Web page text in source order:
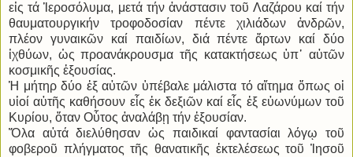
εἰς τά Ἱεροσόλυμα, μετά τήν ἀνάστασιν τοῦ Λαζάρου καί τήν
θαυματουργικήν τροφοδοσίαν πέντε χιλιάδων ἀνδρῶν,
πλέον γυναικῶν καί παιδίων, διά πέντε ἄρτων καί δύο
ἰχθύων, ὡς προανάκρουσμα τῆς κατακτήσεως ὑπ᾿ αὐτῶν
κοσμικῆς ἐξουσίας.
Ἡ μήτηρ δύο ἐξ αὐτῶν ὑπέβαλε μάλιστα τό αἴτημα ὅπως οἱ
υἱοί αὐτῆς καθήσουν εἷς ἐκ δεξιῶν καί εἷς ἐξ εὐωνύμων τοῦ
Κυρίου, ὅταν Οὗτος ἀναλάβῃ τήν ἐξουσίαν.
Ὅλα αὐτά διελύθησαν ὡς παιδικαί φαντασίαι λόγῳ τοῦ
φοβεροῦ πλήγματος τῆς θανατικῆς ἐκτελέσεως τοῦ Ἰησοῦ